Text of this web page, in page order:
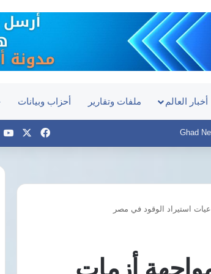
أخبار العالم ملفات وتقارير أحزاب وبيانات
فيسبوك
استيراد الوقود في مصر
نفط